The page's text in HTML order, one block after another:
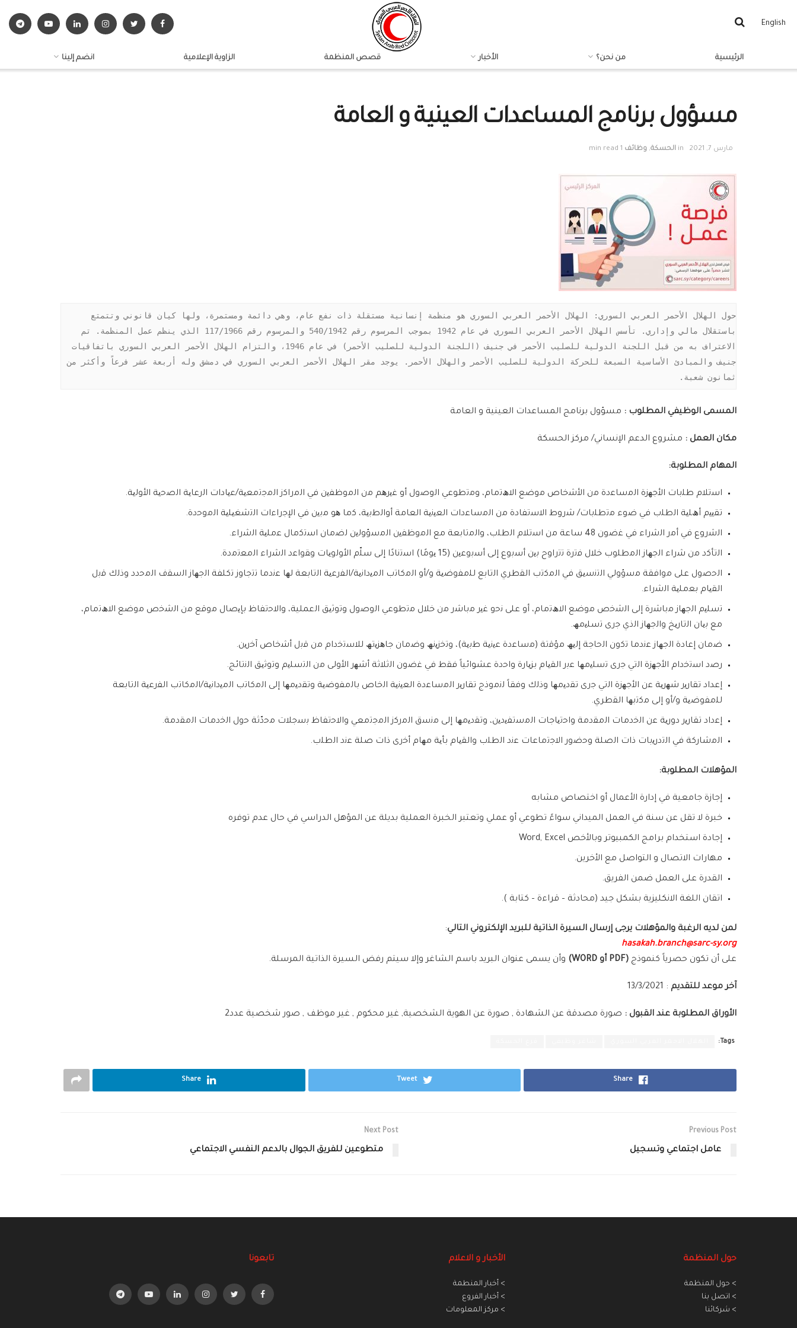
English
الرئيسية من نحن؟ الأخبار قصص المنظمة الزاوية الإعلامية انضم إلينا
مسؤول برنامج المساعدات العينية و العامة
مارس 7, 2021 in الحسكة, وظائف 1 min read
ثمانون شعبة.
المسمى الوظيفي المطلوب : مسؤول برنامج المساعدات العينية و العامة
مكان العمل : مشروع الدعم الإنساني/ مركز الحسكة
المهام المطلوبة:
اﺳﺗﻼم طﻠﺑﺎت اﻷﺟﮭزة اﻟﻣﺳﺎﻋدة ﻣن اﻷﺷﺧﺎص ﻣوﺿﻊ اﻻھﺗﻣﺎم، وﻣﺗطوﻋﻲ اﻟوﺻول أو ﻏﯾرھم ﻣن اﻟﻣوظﻔﯾن ﻓﻲ اﻟﻣراﻛز اﻟﻣﺟﺗﻣﻌﯾﺔ/ﻋﯾﺎدات اﻟرﻋﺎﯾﺔ اﻟﺻﺣﯾﺔ اﻷوﻟﯾﺔ.
ﺗﻘﯾﯾم أھﻠﯾﺔ اﻟطﻠب ﻓﻲ ﺿوء ﻣﺗطﻠﺑﺎت/ ﺷروط اﻻﺳﺗﻔﺎدة ﻣن اﻟﻣﺳﺎﻋدات اﻟﻌﯾﻧﯾﺔ اﻟﻌﺎﻣﺔ أواﻟطﺑﯾﺔ، ﻛﻣﺎ ھو ﻣﺑﯾن ﻓﻲ اﻹﺟراءات اﻟﺗﺷﻐﯾﻠﯾﺔ اﻟﻣوﺣدة.
اﻟﺷروع ﻓﻲ أﻣر اﻟﺷراء ﻓﻲ ﻏﺿون 48 ﺳﺎﻋﺔ ﻣن اﺳﺗﻼم اﻟطﻠب، واﻟﻣﺗﺎﺑﻌﺔ ﻣﻊ اﻟﻣوظﻔﯾن اﻟﻣﺳؤوﻟﯾن ﻟﺿﻣﺎن اﺳﺗﻛﻣﺎل ﻋﻣﻠﯾﺔ اﻟﺷراء.
اﻟﺗﺄﻛد ﻣن ﺷراء اﻟﺟﮭﺎز اﻟﻣطﻠوب ﺧﻼل ﻓﺗرة ﺗﺗراوح ﺑﯾن أﺳﺑوع إﻟﻰ أﺳﺑوﻋﯾن (15 ﯾوﻣًﺎ) اﺳﺗﻧﺎدًا إﻟﻰ ﺳﻠّم اﻷوﻟوﯾﺎت وﻘواﻋد اﻟﺷراء اﻟﻣﻌﺗﻣدة.
اﻟﺣﺻول ﻋﻠﻰ ﻣواﻓﻘﺔ ﻣﺳؤوﻟﻲ اﻟﺗﻧﺳﯾﻖ ﻓﻲ اﻟﻣﻛﺗب اﻟﻘطري اﻟﺗﺎﺑﻊ ﻟﻠﻣﻔوﺿﯾﺔ و/أو اﻟﻣﻛﺎﺗب اﻟﻣﯾداﻧﯾﺔ/اﻟﻔرﻋﯾﺔ اﻟﺗﺎﺑﻌﺔ ﻟﮭﺎ ﻋﻧدﻣﺎ ﺗﺗﺟﺎوز ﺗﻛﻠﻔﺔ اﻟﺟﮭﺎز اﻟﺳﻘف اﻟﻣﺣدد وذﻟك ﻗﺑل
اﻟﻘﯾﺎم ﺑﻌﻣﻠﯾﺔ اﻟﺷراء.
ﺗﺳﻠﯾم اﻟﺟﮭﺎز ﻣﺑﺎﺷرة إﻟﻰ اﻟﺷﺧص ﻣوﺿﻊ اﻻھﺗﻣﺎم، أو ﻋﻠﻰ ﻧﺣو ﻏﯾر ﻣﺑﺎﺷر ﻣن ﺧﻼل ﻣﺗطوﻋﻲ اﻟوﺻول وﺗوﺛﯾﻖ اﻟعملية، واﻻﺣﺗﻔﺎظ ﺑﺈﯾﺻﺎل ﻣوﻗﻊ ﻣن اﻟﺷﺧص ﻣوﺿﻊ اﻻھﺗﻣﺎم،
ﻣﻊ ﺑﯾﺎن اﻟﺗﺎرﯾﺦ واﻟﺟﮭﺎز اﻟذي ﺟرى ﺗﺳﻠﯾﻣﮫ.
ﺿﻣﺎن إﻋﺎدة اﻟﺟﮭﺎز ﻋﻧدﻣﺎ ﺗﻛون اﻟﺣﺎﺟﺔ إﻟﯾﮫ ﻣؤﻗﺗﺔ (ﻣﺳﺎﻋدة ﻋﯾﻧﯾﺔ طﺑﯾﺔ)، وﺗﺧزﯾﻧﮫ وﺿﻣﺎن ﺟﺎھزﯾﺗﮫ ﻟﻼﺳﺗﺧدام ﻣن ﻗﺑل أﺷﺧﺎص آﺧرﯾن.
رﺻد اﺳﺗﺧدام اﻷﺟﮭزة اﻟﺗﻲ ﺟرى ﺗﺳﻠﯾﻣﮭﺎ ﻋﺑر اﻟﻘﯾﺎم بزﯾﺎرة واﺣدة عشوائياً ﻓﻘط ﻓﻲ ﻏﺿون اﻟﺛﻼﺛﺔ أﺷﮭر اﻷوﻟﻰ ﻣن اﻟﺗﺳﻠﯾم وﺗوﺛﯾﻖ اﻟﻧﺗﺎﺋﺞ.
إعداد ﺗﻘﺎرﯾر ﺷﮭرﯾﺔ ﻋن اﻷﺟﮭزة اﻟﺗﻲ ﺟرى ﺗﻘدﯾﻣﮭﺎ وذﻟك وﻓﻘﺎً ﻟﻧﻣوذج ﺗﻘﺎرﯾر اﻟﻣﺳﺎﻋدة اﻟﻌﯾﻧﯾﺔ اﻟﺧﺎص ﺑﺎﻟﻣﻔوﺿﯾﺔ وﺗﻘدﯾﻣﮭﺎ إﻟﻰ اﻟﻣﻛﺎﺗب اﻟﻣﯾداﻧﯾﺔ/اﻟﻣﻛﺎﺗب اﻟﻔرﻋﯾﺔ اﻟﺗﺎﺑﻌﺔ
ﻟﻠﻣﻔوﺿﯾﺔ و/أو إﻟﻰ ﻣﻛﺗﺑﮭﺎ اﻟﻘطري.
إﻋداد ﺗﻘﺎرﯾر دورﯾﺔ ﻋن اﻟﺧدﻣﺎت اﻟﻣﻘدﻣﺔ واﺣﺗﯾﺎﺟﺎت اﻟﻣﺳﺗﻔﯾدﯾن، وﺗﻘدﯾﻣﮭﺎ إﻟﻰ ﻣﻧﺳق اﻟﻣرﻛز اﻟﻣﺟﺗﻣﻌﻲ واﻻﺣﺗﻔﺎظ ﺑﺳﺟﻼت ﻣﺣدّﺛﺔ ﺣول اﻟﺧدﻣﺎت اﻟﻣﻘدﻣﺔ.
اﻟﻣﺷﺎرﻛﺔ ﻓﻲ اﻟﺗدرﯾﺑﺎت ذات اﻟﺻﻠﺔ وﺣﺿور اﻻﺟﺗﻣﺎﻋﺎت ﻋﻧد اﻟطﻠب واﻟﻘﯾﺎم ﺑﺄﯾﺔ ﻣﮭﺎم أﺧرى ذات ﺻﻠﺔ ﻋﻧد اﻟطﻠب.
المؤهلات المطلوبة:
إجازة جامعية في إدارة الأعمال أو اختصاص مشابه
خبرة لا تقل عن سنة في العمل الميداني سواءً تطوعي أو عملي وتعتبر الخبرة العملية بديلة عن المؤهل الدراسي في حال عدم توفره
إجادة استخدام برامج الكمبيوتر وبالأخص Word, Excel
مهارات الاتصال و التواصل مع الأخرين.
القدرة على العمل ضمن الفريق.
اتقان اللغة الانكليزية بشكل جيد (محادثة – قراءة – كتابة ).
لمن لديه الرغبة والمؤهلات يرجى إرسال السيرة الذاتية للبريد الإلكتروني التالي:
hasakah.branch@sarc-sy.org
على أن تكون حصرياً كنموذج (PDF أو WORD) وأن يسمى عنوان البريد باسم الشاغر وإلا سيتم رفض السيرة الذاتية المرسلة.
آخر موعد للتقديم : 13/3/2021
الأوراق المطلوبة عند القبول : صورة مصدقة عن الشهادة , صورة عن الهوية الشخصية, غير محكوم , غير موظف , صور شخصية عدد2
Tags:
Share
Tweet
Share
Previous Post
عامل اجتماعي وتسجيل
Next Post
متطوعين للفريق الجوال بالدعم النفسي الاجتماعي
حول المنظمة
> حول المنظمة
> اتصل بنا
> شركائنا
الأخبار و الاعلام
> أخبار المنطمة
> أخبار الفروع
> مركز المعلومات
تابعونا